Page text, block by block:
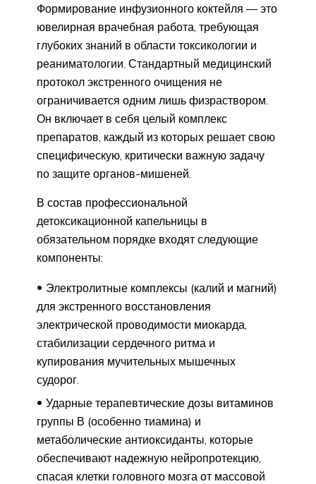
Формирование инфузионного коктейля — это
ювелирная врачебная работа, требующая
глубоких знаний в области токсикологии и
реаниматологии. Стандартный медицинский
протокол экстренного очищения не
ограничивается одним лишь физраствором.
Он включает в себя целый комплекс
препаратов, каждый из которых решает свою
специфическую, критически важную задачу
по защите органов-мишеней.
В состав профессиональной
детоксикационной капельницы в
обязательном порядке входят следующие
компоненты:
Электролитные комплексы (калий и магний)
для экстренного восстановления
электрической проводимости миокарда,
стабилизации сердечного ритма и
купирования мучительных мышечных
судорог.
Ударные терапевтические дозы витаминов
группы В (особенно тиамина) и
метаболические антиоксиданты, которые
обеспечивают надежную нейропротекцию,
спасая клетки головного мозга от массовой